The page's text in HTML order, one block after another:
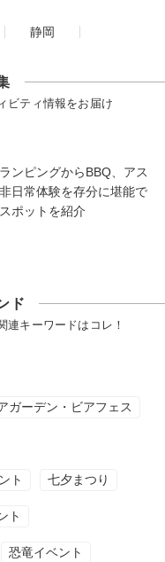
静岡
ビティ情報をお届け
ンピングからBBQ、アス
日常体験を存分に堪能で
ポットを紹介
ド
連キーワードはコレ！
ガーデン・ビアフェス
ト 七夕まつり
ト
恐竜イベント